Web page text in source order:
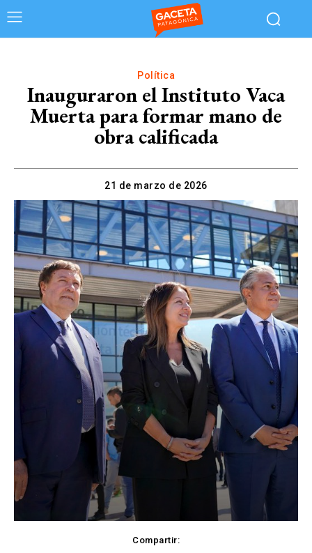
Política
Inauguraron el Instituto Vaca
Muerta para formar mano de
obra calificada
21 de marzo de 2026
Compartir: